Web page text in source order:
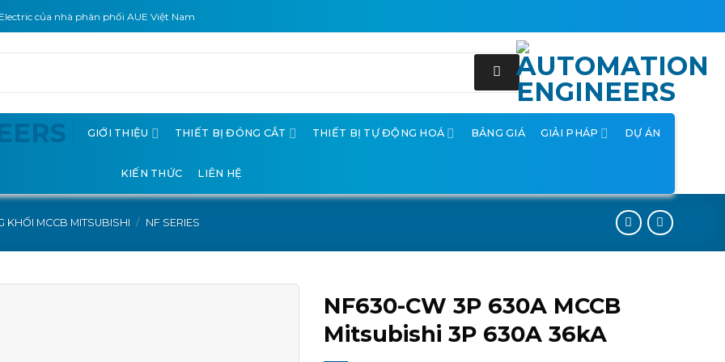
của nhà phân phối AUE Việt Nam
GIỚI THIỆU THIẾT BỊ ĐÓNG CẮT THIẾT BỊ TỰ ĐỘNG HOÁ BẢNG GIÁ GIẢI PHÁP DỰ ÁN
KIẾN THỨC LIÊN HỆ
KHỐI MCCB MITSUBISHI / NF SERIES
NF630-CW 3P 630A MCCB
Mitsubishi 3P 630A 36kA